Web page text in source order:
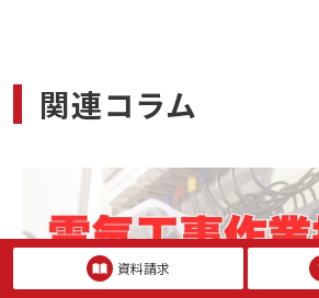
関連コラム
資料請求